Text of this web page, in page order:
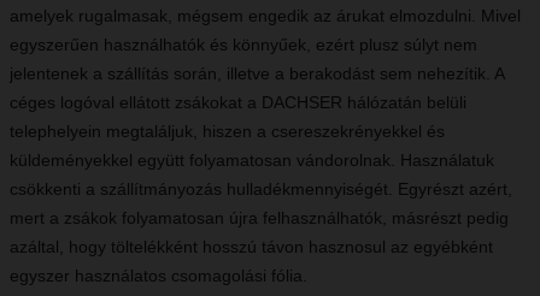
amelyek rugalmasak, mégsem engedik az árukat elmozdulni. Mivel
egyszerűen használhatók és könnyűek, ezért plusz súlyt nem
jelentenek a szállítás során, illetve a berakodást sem nehezítik. A
céges logóval ellátott zsákokat a DACHSER hálózatán belüli
telephelyein megtaláljuk, hiszen a csereszekrényekkel és
küldeményekkel együtt folyamatosan vándorolnak. Használatuk
csökkenti a szállítmányozás hulladékmennyiségét. Egyrészt azért,
mert a zsákok folyamatosan újra felhasználhatók, másrészt pedig
azáltal, hogy töltelékként hosszú távon hasznosul az egyébként
egyszer használatos csomagolási fólia.